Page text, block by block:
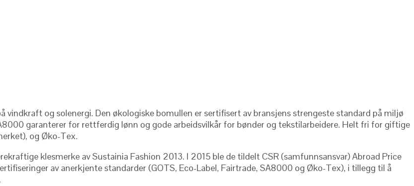
og solenergi. Den økologiske bomullen er sertifisert av bransjens strengeste standard på miljø
garanterer for rettferdig lønn og gode arbeidsvilkår for bønder og tekstilarbeidere. Helt fri for giftige
og Øko-Tex.
klesmerke av Sustainia Fashion 2013. I 2015 ble de tildelt CSR (samfunnsansvar) Abroad Price
av anerkjente standarder (GOTS, Eco-Label, Fairtrade, SA8000 og Øko-Tex), i tillegg til å